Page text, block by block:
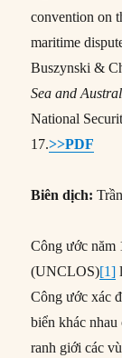
convention on
maritime
Buszynski &
Sea and
National
17.>>PDF
Biên dịch:
Công ước năm
(UNCLOS)[1]
Công ước xác
biển khác nhau
ranh giới các